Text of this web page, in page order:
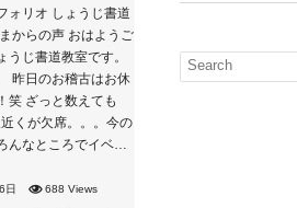
ォリオ しょうじ書道
からの声 おはようご
うじ書道教室です。
昨日のお稽古はお休
笑 ざっと数えても
くが欠席。。。今の
んなところでイベ…
日 688 Views